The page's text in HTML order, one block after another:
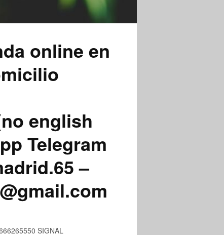
online en
english
Telegram
–
SIGNAL